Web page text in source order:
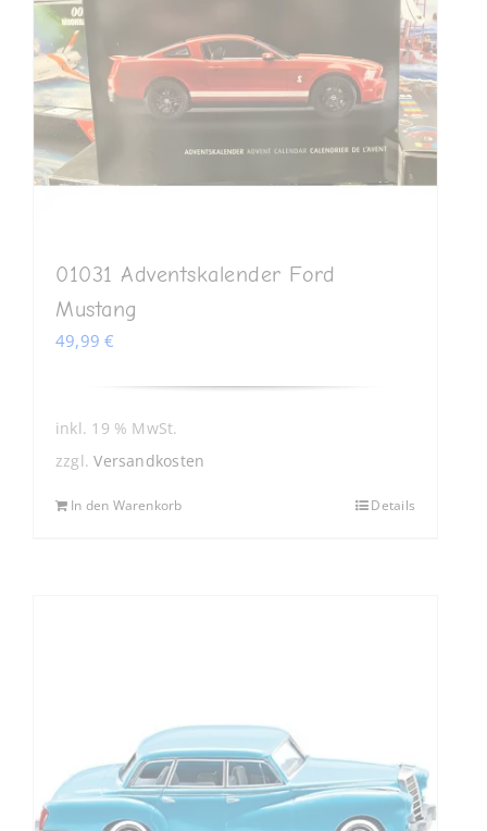
01031 Adventskalender Ford
Mustang
49,99€
inkl. 19 % MwSt.
zzgl.Versandkosten
In den Warenkorb Details